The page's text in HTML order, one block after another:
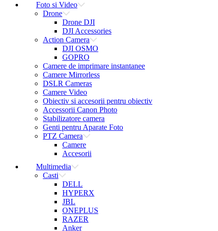
Foto si Video
Drone
Drone DJI
DJI Accessories
Action Camera
DJI OSMO
GOPRO
Camere de imprimare instantanee
Camere Mirrorless
DSLR Cameras
Camere Video
Obiectiv si accesorii pentru obiectiv
Accessorii Canon Photo
Stabilizatore camera
Genti pentru Aparate Foto
PTZ Camera
Camere
Accesorii
Multimedia
Casti
DELL
HYPERX
JBL
ONEPLUS
RAZER
Anker